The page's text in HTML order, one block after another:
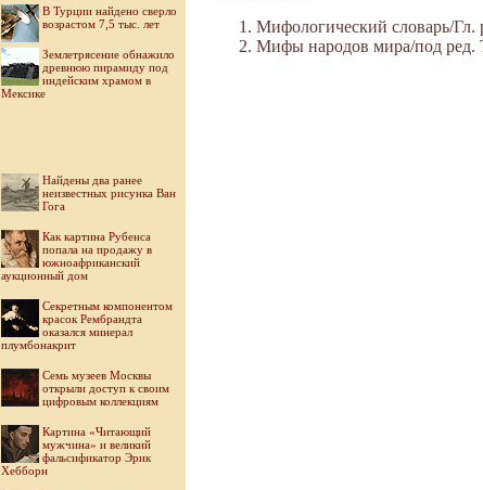
В Турции найдено сверло
возрастом 7,5 тыс. лет
Землетрясение обнажило
древнюю пирамиду под
индейским храмом в
Мексике
Найдены два ранее
неизвестных рисунка Ван
Гога
Как картина Рубенса
попала на продажу в
южноафриканский
аукционный дом
Секретным компонентом
красок Рембрандта
оказался минерал
плумбонакрит
Семь музеев Москвы
открыли доступ к своим
цифровым коллекциям
Картина «Читающий
мужчина» и великий
фальсификатор Эрик
Хебборн
Мифологический словарь/
Мифы народов мира/под ред.